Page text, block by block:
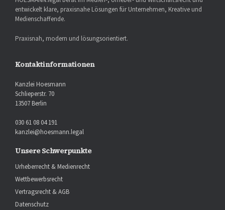
entwickelt klare, praxisnahe Lösungen für Unternehmen, Kreative und
Medienschaffende.
Praxisnah, modern und lösungsorientiert.
Kontaktinformationen
Kanzlei Hoesmann
Schlieperstr. 70
13507 Berlin
030 61 08 04 191
kanzlei@hoesmann.legal
Unsere Schwerpunkte
Urheberrecht & Medienrecht
Wettbewerbsrecht
Vertragsrecht & AGB
Datenschutz